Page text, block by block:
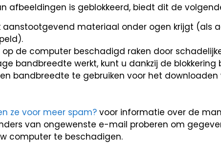
afbeeldingen is geblokkeerd, biedt dit de
aanstootgevend materiaal onder ogen krijgt (als
de computer beschadigd raken door
bandbreedte werkt, kunt u dankzij de blokkering
bandbreedte te gebruiken voor het downloaden
ze voor meer spam? voor informatie over de
van ongewenste e-mail proberen om
computer te beschadigen.